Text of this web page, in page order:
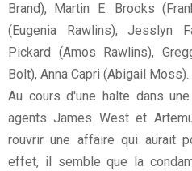
Brand), Martin E. Brooks
(Eugenia Rawlins), Jesslyn
Pickard (Amos Rawlins),
Bolt), Anna Capri (Abigail Moss).
Au cours d'une halte dans
agents James West et
rouvrir une affaire qui aurait
effet, il semble que la